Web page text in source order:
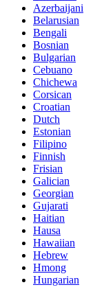
Azerbaijani
Belarusian
Bengali
Bosnian
Bulgarian
Cebuano
Chichewa
Corsican
Croatian
Dutch
Estonian
Filipino
Finnish
Frisian
Galician
Georgian
Gujarati
Haitian
Hausa
Hawaiian
Hebrew
Hmong
Hungarian